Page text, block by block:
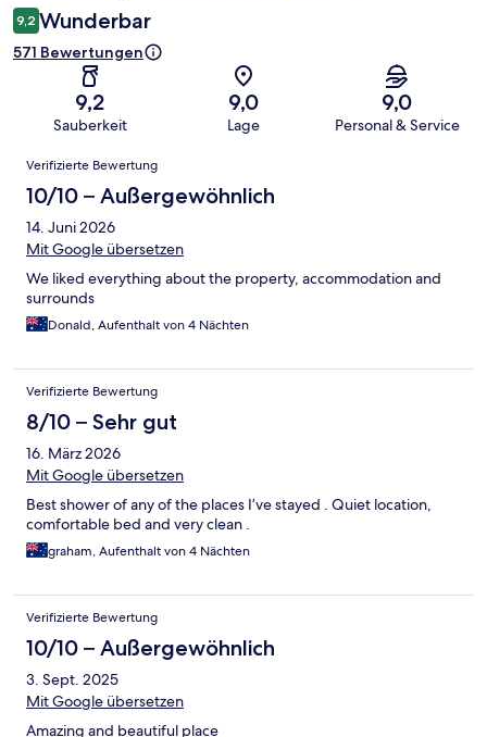
9,2 Wunderbar
571 Bewertungen
9,2
Sauberkeit
9,0
Lage
9,0
Personal & Service
Bewertungen
Verifizierte Bewertung
10/10 – Außergewöhnlich
14. Juni 2026
Mit Google übersetzen
We liked everything about the property, accommodation and
surrounds
Donald, Aufenthalt von 4 Nächten
Verifizierte Bewertung
8/10 – Sehr gut
16. März 2026
Mit Google übersetzen
Best shower of any of the places I’ve stayed . Quiet location,
comfortable bed and very clean .
graham, Aufenthalt von 4 Nächten
Verifizierte Bewertung
10/10 – Außergewöhnlich
3. Sept. 2025
Mit Google übersetzen
Amazing and beautiful place